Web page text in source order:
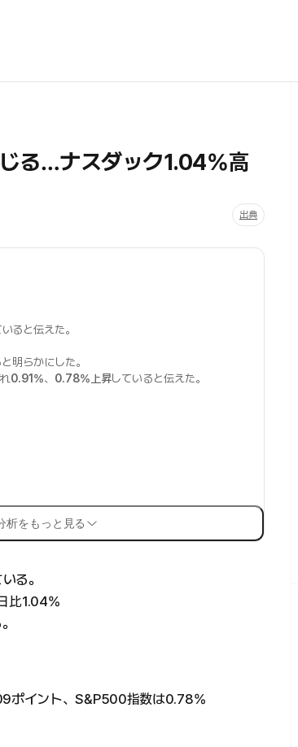
る…ナスダック1.04%高
出典
ると伝えた。
明らかにした。
0.91%、 0.78%上昇していると伝えた。
析をもっと見る
る。
比1.04%
ポイント、S&P500指数は0.78%